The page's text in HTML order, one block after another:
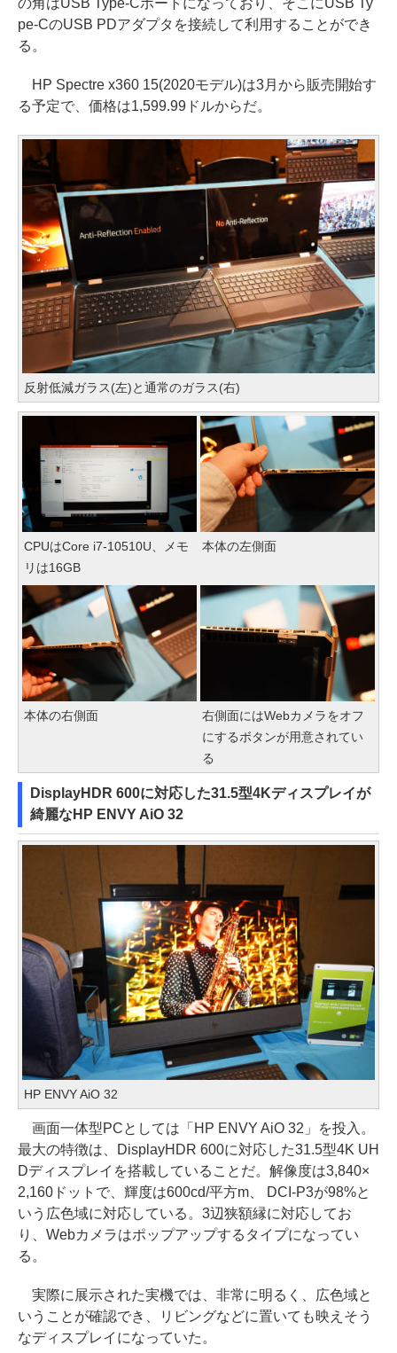
の角はUSB Type-Cポートになっており、そこにUSB Ty
pe-CのUSB PDアダプタを接続して利用することができ
る。
HP Spectre x360 15(2020モデル)は3月から販売開始す
る予定で、価格は1,599.99ドルからだ。
反射低減ガラス(左)と通常のガラス(右)
CPUはCore i7-10510U、メモ
リは16GB
本体の左側面
本体の右側面
右側面にはWebカメラをオフ
にするボタンが用意されてい
る
DisplayHDR 600に対応した31.5型4Kディスプレイが
綺麗なHP ENVY AiO 32
HP ENVY AiO 32
画面一体型PCとしては「HP ENVY AiO 32」を投入。
最大の特徴は、DisplayHDR 600に対応した31.5型4K UH
Dディスプレイを搭載していることだ。解像度は3,840×
2,160ドットで、輝度は600cd/平方m、 DCI-P3が98%と
いう広色域に対応している。3辺狭額縁に対応してお
り、Webカメラはポップアップするタイプになってい
る。
実際に展示された実機では、非常に明るく、広色域と
いうことが確認でき、リビングなどに置いても映えそう
なディスプレイになっていた。